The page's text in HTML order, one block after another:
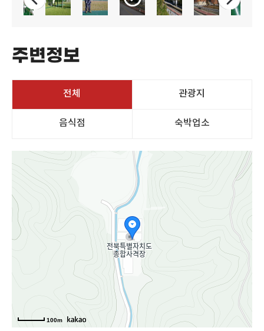
주변정보
전체 관광지
음식점 숙박업소
100m